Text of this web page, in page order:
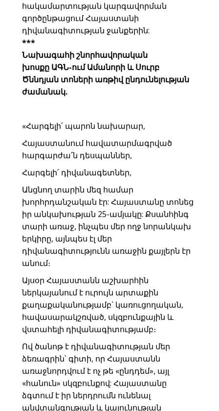
հակամարտության կարգավորման
գործընթացում Հայաստանի
դիվանագիտության ջանքերին:
***
Նախագահի շնորհավորական
խոսքը ԱԳՆ-ում Ամանորի և Սուրբ
Ծննդյան տոների առթիվ ընդունելության
ժամանակ.
«Հարգելի՛ պարոն նախարար,
Հայաստանում հավատարմագրված
հարգարժա՛ն դեսպաններ,
Հարգելի՛ դիվանագետներ,
Անցնող տարին մեզ համար
խորհրդանշական էր: Հայաստանը տոնեց
իր անկախության 25-ամյակը: Քսանհինգ
տարի առաջ, ինչպես մեր ողջ նորանկախ
երկիրը, այնպես էլ մեր
դիվանագիտությունն առաջին քայլերն էր
անում։
Այսօր Հայաստանն աշխարհին
ներկայանում է ուրույն արտաքին
քաղաքականությամբ` կառուցողական,
հավասարակշռված, սկզբունքային և
վստահելի դիվանագիտությամբ։
Ով ծանոթ է դիվանագիտության մեր
ձեռագրին՝ գիտի, որ Հայաստանն
առաջնորդվում է ոչ թե «ընդդեմ», այլ
«հանուն» սկզբունքով: Հայաստանը
ձգտում է իր ներդրումն ունենալ
անվտանգության և կայունության